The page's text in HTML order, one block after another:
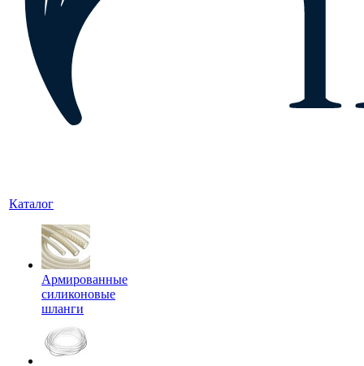
Каталог
Армированные
силиконовые
шланги